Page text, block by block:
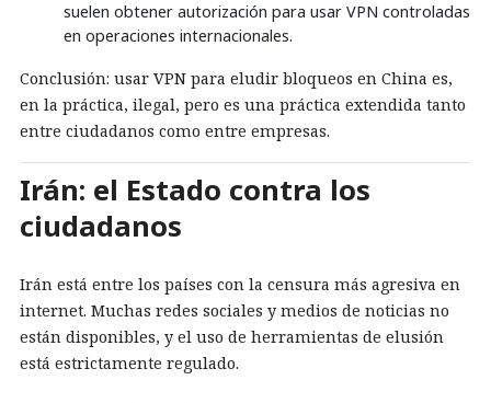
suelen obtener autorización para usar VPN controladas
en operaciones internacionales.
Conclusión: usar VPN para eludir bloqueos en China es,
en la práctica, ilegal, pero es una práctica extendida tanto
entre ciudadanos como entre empresas.
Irán: el Estado contra los
ciudadanos
Irán está entre los países con la censura más agresiva en
internet. Muchas redes sociales y medios de noticias no
están disponibles, y el uso de herramientas de elusión
está estrictamente regulado.